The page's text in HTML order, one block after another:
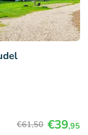
€61,50 €39,95